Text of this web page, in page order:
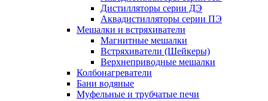
Дистилляторы серии ДЭ
Аквадистилляторы серии ПЭ
Мешалки и встряхиватели
Магнитные мешалки
Встряхиватели (Шейкеры)
Верхнеприводные мешалки
Колбонагреватели
Бани водяные
Муфельные и трубчатые печи